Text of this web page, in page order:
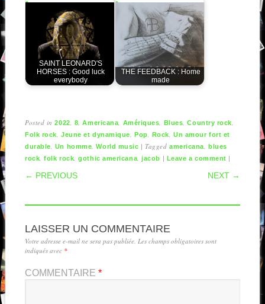
SAINT LEONARD'S
HORSES : Good luck
everybody
THE FEEDBACK : Home
made
Posted in2022, 8,Americana, Amériques, Blues,Country rock,
Folk rock,Jeune et dynamique,Pop, Rock,Un amour fort et
durable, Un homme,World music |Taggedamericana,blues
rock,folk rock,gothic americana,jacob | Leave a comment |
POST NAVIGATION
← PREVIOUS NEXT →
LAISSER UN COMMENTAIRE
Votre adresse e-mail ne sera pas publiée. Les champs obligatoires sont
indiqués avec *
COMMENTAIRE *